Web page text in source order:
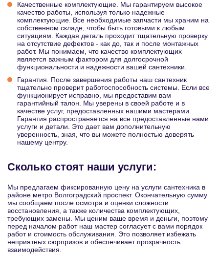
Качественные комплектующие. Мы гарантируем высокое
качество работы, используя только надежные
комплектующие. Все необходимые запчасти мы храним на
собственном складе, чтобы быть готовыми к любым
ситуациям. Каждая деталь проходит тщательную проверку
на отсутствие дефектов - как до, так и после монтажных
работ. Мы понимаем, что качество комплектующих
является важным фактором для долгосрочной
функциональности и надежности вашей сантехники.
Гарантия. После завершения работы наш сантехник
тщательно проверит работоспособность системы. Если все
функционирует исправно, мы предоставим вам
гарантийный талон. Мы уверены в своей работе и в
качестве услуг, предоставленных нашими мастерами.
Гарантия распространяется на все предоставленные нами
услуги и детали. Это дает вам дополнительную
уверенность, зная, что вы можете полностью доверять
нашему центру.
Сколько стоят наши услуги:
Мы предлагаем фиксированную цену на услуги сантехника в
районе метро Волгоградский проспект. Окончательную сумму
мы сообщаем после осмотра и оценки сложности
восстановления, а также количества комплектующих,
требующих замены. Мы ценим ваше время и деньги, поэтому
перед началом работ наш мастер согласует с вами порядок
работ и стоимость обслуживания. Это позволяет избежать
неприятных сюрпризов и обеспечивает прозрачность
взаимодействия.